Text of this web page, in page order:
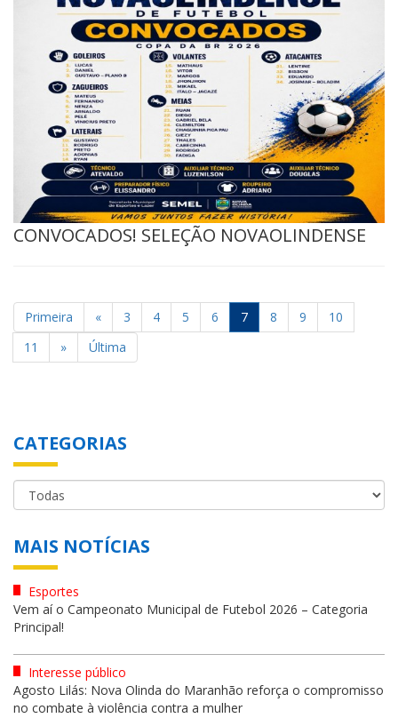
CONVOCADOS! SELEÇÃO NOVAOLINDENSE
Primeira « 3 4 5 6 7 8 9
10
11
» Última
CATEGORIAS
MAIS NOTÍCIAS
Esportes
Vem aí o Campeonato Municipal de Futebol 2026 – Categoria
Principal!
Interesse público
Agosto Lilás: Nova Olinda do Maranhão reforça o compromisso
no combate à violência contra a mulher